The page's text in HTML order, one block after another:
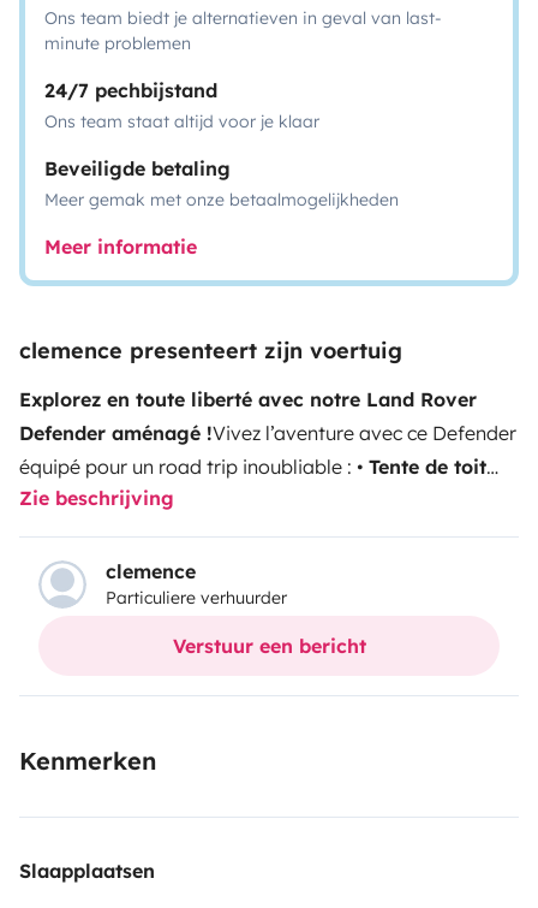
Ons team biedt je alternatieven in geval van last-
minute problemen
24/7 pechbijstand
Ons team staat altijd voor je klaar
Beveiligde betaling
Meer gemak met onze betaalmogelijkheden
Meer informatie
clemence presenteert zijn voertuig
Explorez en toute liberté avec notre Land Rover
Defender aménagé !Vivez l’aventure avec ce Defender
équipé pour un road trip inoubliable : • Tente de toit
spacieuse+ extension pour un espace extérieur
supplémentaire•Cuisine équipéeavec réchaud à gaz
Banquette confortable
journée d’exploration•Look iconique & robustesse
pour affronter tous les terrains
Idéal pour les amateurs
Réservez dès maintenant et partez à l’aventure!!
Zie beschrijving
clemence
Particuliere verhuurder
Verstuur een bericht
Kenmerken
Slaapplaatsen